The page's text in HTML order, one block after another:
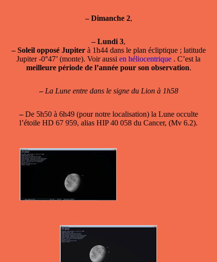
– Dimanche 2,
– Lundi 3,
– Soleil opposé Jupiterà 1h44 dans le plan écliptique ; latitude
Jupiter -0°47’ (monte). Voir aussi en héliocentrique . C’est la
meilleure période de l’année pour son observation.
– La Lune entre dans le signe du Lion à 1h58
–De 5h50 à 6h49 (pour notre localisation) la Lune occulte
l’étoile HD 67 959, alias HIP 40 058 du Cancer, (Mv 6.2).